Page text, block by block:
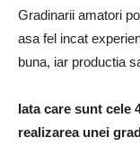
Gradinarii amatori
asa fel incat
buna, iar productia
Iata care sunt cele
realizarea unei